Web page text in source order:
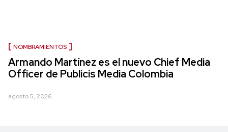
NOMBRAMIENTOS
Armando Martínez es el nuevo Chief Media
Officer de Publicis Media Colombia
agosto 5, 2026